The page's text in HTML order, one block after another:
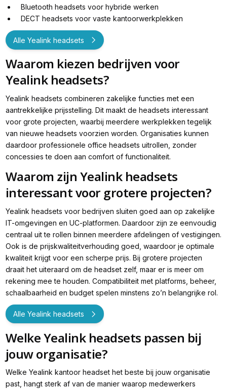
Bluetooth headsets voor hybride werken
DECT headsets voor vaste kantoorwerkplekken
Alle Yealink headsets
Waarom kiezen bedrijven voor
Yealink headsets?
Yealink headsets combineren zakelijke functies met een
aantrekkelijke prijsstelling. Dit maakt de headsets interessant
voor grote projecten, waarbij meerdere werkplekken tegelijk
van nieuwe headsets voorzien worden. Organisaties kunnen
daardoor professionele office headsets uitrollen, zonder
concessies te doen aan comfort of functionaliteit.
Waarom zijn Yealink headsets
interessant voor grotere projecten?
Yealink headsets voor bedrijven sluiten goed aan op zakelijke
IT-omgevingen en UC-platformen. Daardoor zijn ze eenvoudig
centraal uit te rollen binnen meerdere afdelingen of vestigingen.
Ook is de prijskwaliteitverhouding goed, waardoor je optimale
kwaliteit krijgt voor een scherpe prijs. Bij grotere projecten
draait het uiteraard om de headset zelf, maar er is meer om
rekening mee te houden. Compatibiliteit met platforms, beheer,
schaalbaarheid en budget spelen minstens zo’n belangrijke rol.
Alle Yealink headsets
Welke Yealink headsets passen bij
jouw organisatie?
Welke Yealink kantoor headset het beste bij jouw organisatie
past, hangt sterk af van de manier waarop medewerkers